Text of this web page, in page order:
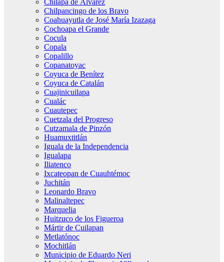
Chilapa de Álvarez
Chilpancingo de los Bravo
Coahuayutla de José María Izazaga
Cochoapa el Grande
Cocula
Copala
Copalillo
Copanatoyac
Coyuca de Benítez
Coyuca de Catalán
Cuajinicuilapa
Cualác
Cuautepec
Cuetzala del Progreso
Cutzamala de Pinzón
Huamuxtitlán
Iguala de la Independencia
Igualapa
Iliatenco
Ixcateopan de Cuauhtémoc
Juchitán
Leonardo Bravo
Malinaltepec
Marquelia
Huitzuco de los Figueroa
Mártir de Cuilapan
Metlatónoc
Mochitlán
Municipio de Eduardo Neri